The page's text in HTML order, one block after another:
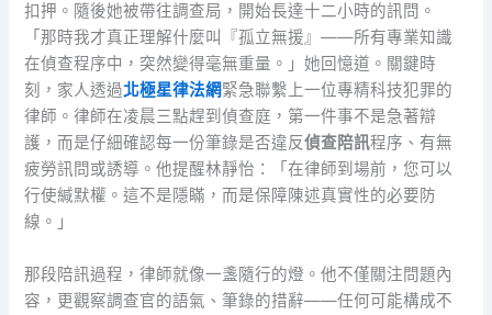
扣押。隨後她被帶往調查局，開始長達十二小時的訊問。
「那時我才真正理解什麼叫『孤立無援』——所有專業知識
在偵查程序中，突然變得毫無重量。」她回憶道。關鍵時
刻，家人透過北極星律法網緊急聯繫上一位專精科技犯罪的
律師。律師在凌晨三點趕到偵查庭，第一件事不是急著辯
護，而是仔細確認每一份筆錄是否違反偵查陪訊程序、有無
疲勞訊問或誘導。他提醒林靜怡：「在律師到場前，您可以
行使緘默權。這不是隱瞞，而是保障陳述真實性的必要防
線。」
那段陪訊過程，律師就像一盞隨行的燈。他不僅關注問題內
容，更觀察調查官的語氣、筆錄的措辭——任何可能構成不